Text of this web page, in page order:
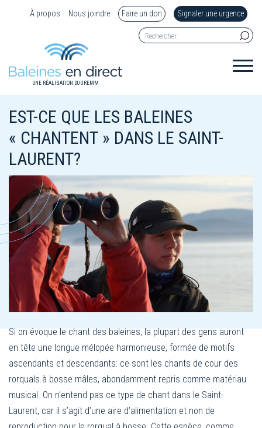
À propos Nous joindre Faire un don Signaler une urgence
UNE RÉALISATION DU GREMM
EST-CE QUE LES BALEINES
« CHANTENT » DANS LE SAINT-
LAURENT?
Si on évoque le chant des baleines, la plupart des gens auront
en tête une longue mélopée harmonieuse, formée de motifs
ascendants et descendants: ce sont les chants de cour des
rorquals à bosse mâles, abondamment repris comme matériau
musical. On n’entend pas ce type de chant dans le Saint-
Laurent, car il s’agit d’une aire d’alimentation et non de